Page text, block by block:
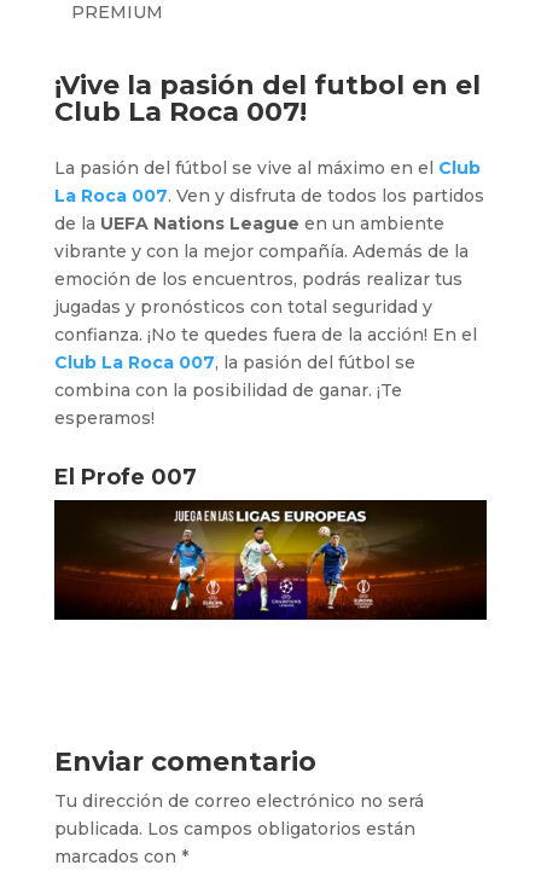
PREMIUM
¡Vive la pasión del futbol en el
Club La Roca 007!
La pasión del fútbol se vive al máximo en el Club
La Roca 007. Ven y disfruta de todos los partidos
de la UEFA Nations League en un ambiente
vibrante y con la mejor compañía. Además de la
emoción de los encuentros, podrás realizar tus
jugadas y pronósticos con total seguridad y
confianza. ¡No te quedes fuera de la acción! En el
Club La Roca 007, la pasión del fútbol se
combina con la posibilidad de ganar. ¡Te
esperamos!
El Profe 007
Enviar comentario
Tu dirección de correo electrónico no será
publicada. Los campos obligatorios están
marcados con *